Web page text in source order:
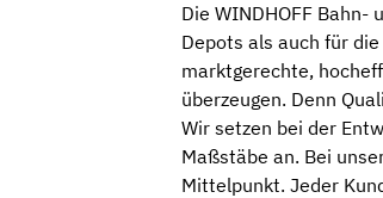
Die WINDHOFF
Depots als auch für
marktgerechte,
überzeugen. Denn
Wir setzen bei der
Maßstäbe an. Bei
Mittelpunkt. Jeder